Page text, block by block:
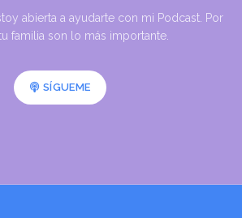
abierta a ayudarte con mi Podcast. Por
familia son lo más importante.
SÍGUEME